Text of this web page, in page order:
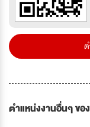
ตำแหน่งงานอื่นๆ ขอ